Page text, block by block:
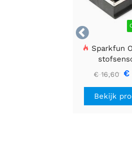

Sparkfun
€ 16,60 €
Bekijk